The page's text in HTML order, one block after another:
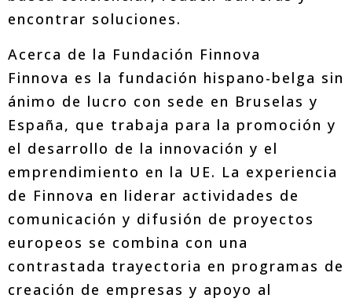
encontrar soluciones.
Acerca de la Fundación Finnova
Finnova es la fundación hispano-belga sin
ánimo de lucro con sede en Bruselas y
España, que trabaja para la promoción y
el desarrollo de la innovación y el
emprendimiento en la UE. La experiencia
de Finnova en liderar actividades de
comunicación y difusión de proyectos
europeos se combina con una
contrastada trayectoria en programas de
creación de empresas y apoyo al